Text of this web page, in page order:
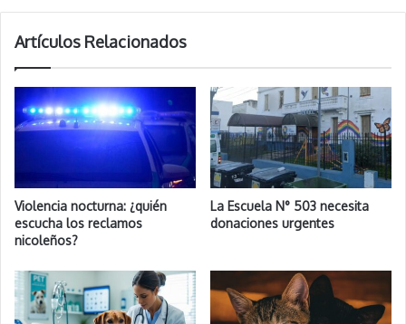
Artículos Relacionados
Violencia nocturna: ¿quién
escucha los reclamos
nicoleños?
La Escuela N° 503 necesita
donaciones urgentes